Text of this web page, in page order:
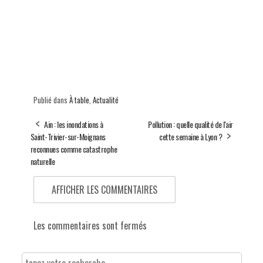
Publié dans À table Actualité
Ain : les inondations à
Saint-Trivier-sur-Moignans
reconnues comme catastrophe
naturelle
Pollution : quelle qualité de l'air
cette semaine à Lyon ?
AFFICHER LES COMMENTAIRES
Les commentaires sont fermés